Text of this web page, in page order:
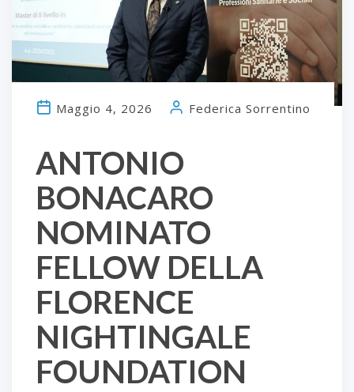
ANTONIO
BONACARO
NOMINATO
FELLOW DELLA
FLORENCE
NIGHTINGALE
FOUNDATION
Maggio 4, 2026 Federica Sorrentino